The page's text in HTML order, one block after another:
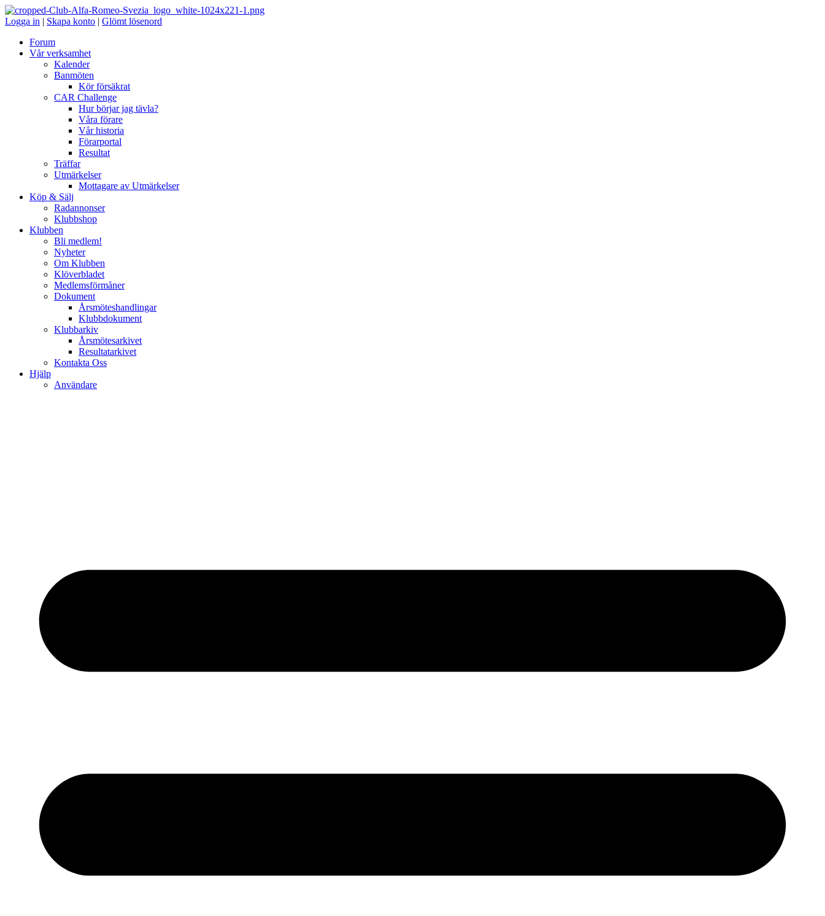
Logga in | Skapa konto | Glömt lösenord
Forum
Vår verksamhet
Kalender
Banmöten
Kör försäkrat
CAR Challenge
Hur börjar jag tävla?
Våra förare
Vår historia
Förarportal
Resultat
Träffar
Utmärkelser
Mottagare av Utmärkelser
Köp & Sälj
Radannonser
Klubbshop
Klubben
Bli medlem!
Nyheter
Om Klubben
Klöverbladet
Medlemsförmåner
Dokument
Årsmöteshandlingar
Klubbdokument
Klubbarkiv
Årsmötesarkivet
Resultatarkivet
Kontakta Oss
Hjälp
Användare